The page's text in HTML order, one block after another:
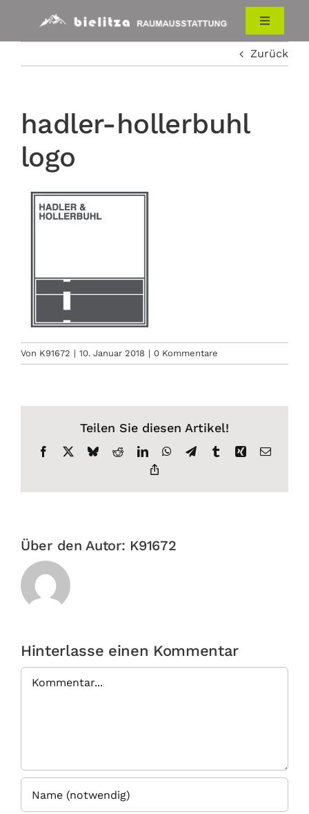
springen
Toggle
ÜBER UNS
KONTAKT
Zurück
hadler-hollerbuhl
logo
Von K91672 | 10. Januar 2018 | 0 Kommentare
Teilen Sie diesen Artikel!
Facebook BlueskyRedditLinkedInWhatsApp
TelegramTumblrXing E-
Über den Autor: K91672
Hinterlasse einen Kommentar